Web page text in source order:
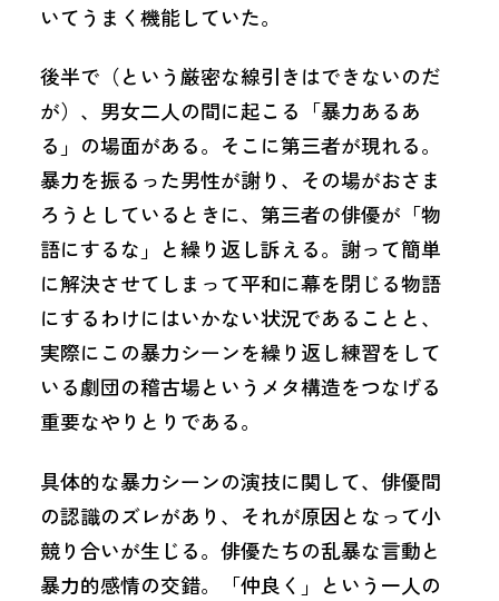
いてうまく機能していた。
後半で（という厳密な線引きはできないのだ
が）、男女二人の間に起こる「暴力あるあ
る」の場面がある。そこに第三者が現れる。
暴力を振るった男性が謝り、その場がおさま
ろうとしているときに、第三者の俳優が「物
語にするな」と繰り返し訴える。謝って簡単
に解決させてしまって平和に幕を閉じる物語
にするわけにはいかない状況であることと、
実際にこの暴力シーンを繰り返し練習をして
いる劇団の稽古場というメタ構造をつなげる
重要なやりとりである。
具体的な暴力シーンの演技に関して、俳優間
の認識のズレがあり、それが原因となって小
競り合いが生じる。俳優たちの乱暴な言動と
暴力的感情の交錯。「仲良く」という一人の